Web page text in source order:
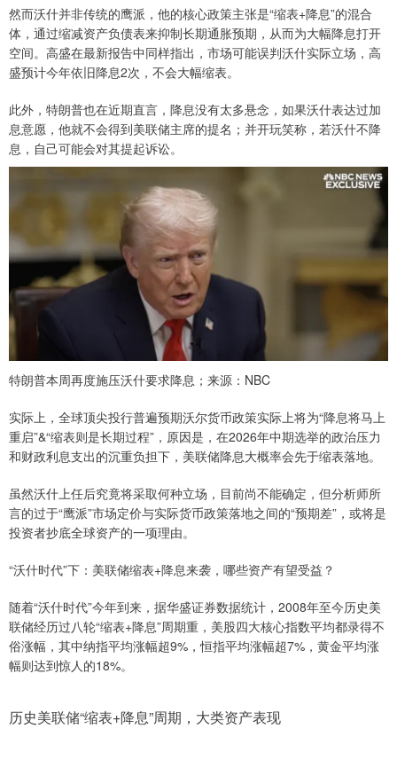
然而沃什并非传统的鹰派，他的核心政策主张是“缩表+降息”的混合
体，通过缩减资产负债表来抑制长期通胀预期，从而为大幅降息打开
空间。高盛在最新报告中同样指出，市场可能误判沃什实际立场，高
盛预计今年依旧降息2次，不会大幅缩表。
此外，特朗普也在近期直言，降息没有太多悬念，如果沃什表达过加
息意愿，他就不会得到美联储主席的提名；并开玩笑称，若沃什不降
息，自己可能会对其提起诉讼。
特朗普本周再度施压沃什要求降息；来源：NBC
实际上，全球顶尖投行普遍预期沃尔货币政策实际上将为“降息将马上
重启”&“缩表则是长期过程”，原因是，在2026年中期选举的政治压力
和财政利息支出的沉重负担下，美联储降息大概率会先于缩表落地。
虽然沃什上任后究竟将采取何种立场，目前尚不能确定，但分析师所
言的过于“鹰派”市场定价与实际货币政策落地之间的“预期差”，或将是
投资者抄底全球资产的一项理由。
“沃什时代”下：美联储缩表+降息来袭，哪些资产有望受益？
随着“沃什时代”今年到来，据华盛证券数据统计，2008年至今历史美
联储经历过八轮“缩表+降息”周期重，美股四大核心指数平均都录得不
俗涨幅，其中纳指平均涨幅超9%，恒指平均涨幅超7%，黄金平均涨
幅则达到惊人的18%。
历史美联储“缩表+降息”周期，大类资产表现